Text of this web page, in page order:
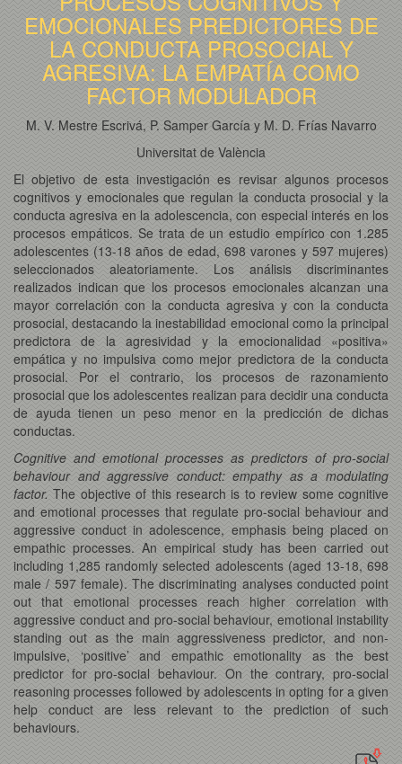
EMOCIONALES PREDICTORES DE
LA CONDUCTA PROSOCIAL Y
AGRESIVA: LA EMPATÍA COMO
FACTOR MODULADOR
M. V. Mestre Escrivá, P. Samper García y M. D. Frías Navarro
Universitat de València
El objetivo de esta investigación es revisar algunos procesos
cognitivos y emocionales que regulan la conducta prosocial y la
conducta agresiva en la adolescencia, con especial interés en los
procesos empáticos. Se trata de un estudio empírico con 1.285
adolescentes (13-18 años de edad, 698 varones y 597 mujeres)
seleccionados aleatoriamente. Los análisis discriminantes
realizados indican que los procesos emocionales alcanzan una
mayor correlación con la conducta agresiva y con la conducta
prosocial, destacando la inestabilidad emocional como la principal
predictora de la agresividad y la emocionalidad «positiva»
empática y no impulsiva como mejor predictora de la conducta
prosocial. Por el contrario, los procesos de razonamiento
prosocial que los adolescentes realizan para decidir una conducta
de ayuda tienen un peso menor en la predicción de dichas
conductas.
Cognitive and emotional processes as predictors of pro-social
behaviour and aggressive conduct: empathy as a modulating
factor. The objective of this research is to review some cognitive
and emotional processes that regulate pro-social behaviour and
aggressive conduct in adolescence, emphasis being placed on
empathic processes. An empirical study has been carried out
including 1,285 randomly selected adolescents (aged 13-18, 698
male / 597 female). The discriminating analyses conducted point
out that emotional processes reach higher correlation with
aggressive conduct and pro-social behaviour, emotional instability
standing out as the main aggressiveness predictor, and non-
impulsive, ‘positive’ and empathic emotionality as the best
predictor for pro-social behaviour. On the contrary, pro-social
reasoning processes followed by adolescents in opting for a given
help conduct are less relevant to the prediction of such
behaviours.